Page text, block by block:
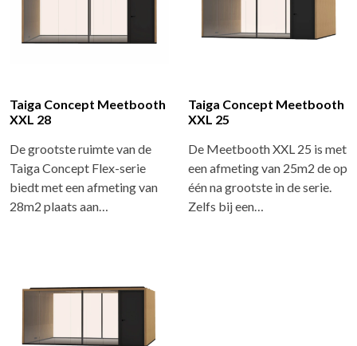
Taiga Concept Meetbooth
XXL 28
De grootste ruimte van de
Taiga Concept Flex-serie
biedt met een afmeting van
28m2 plaats aan…
Taiga Concept Meetbooth
XXL 25
De Meetbooth XXL 25 is met
een afmeting van 25m2 de op
één na grootste in de serie.
Zelfs bij een…